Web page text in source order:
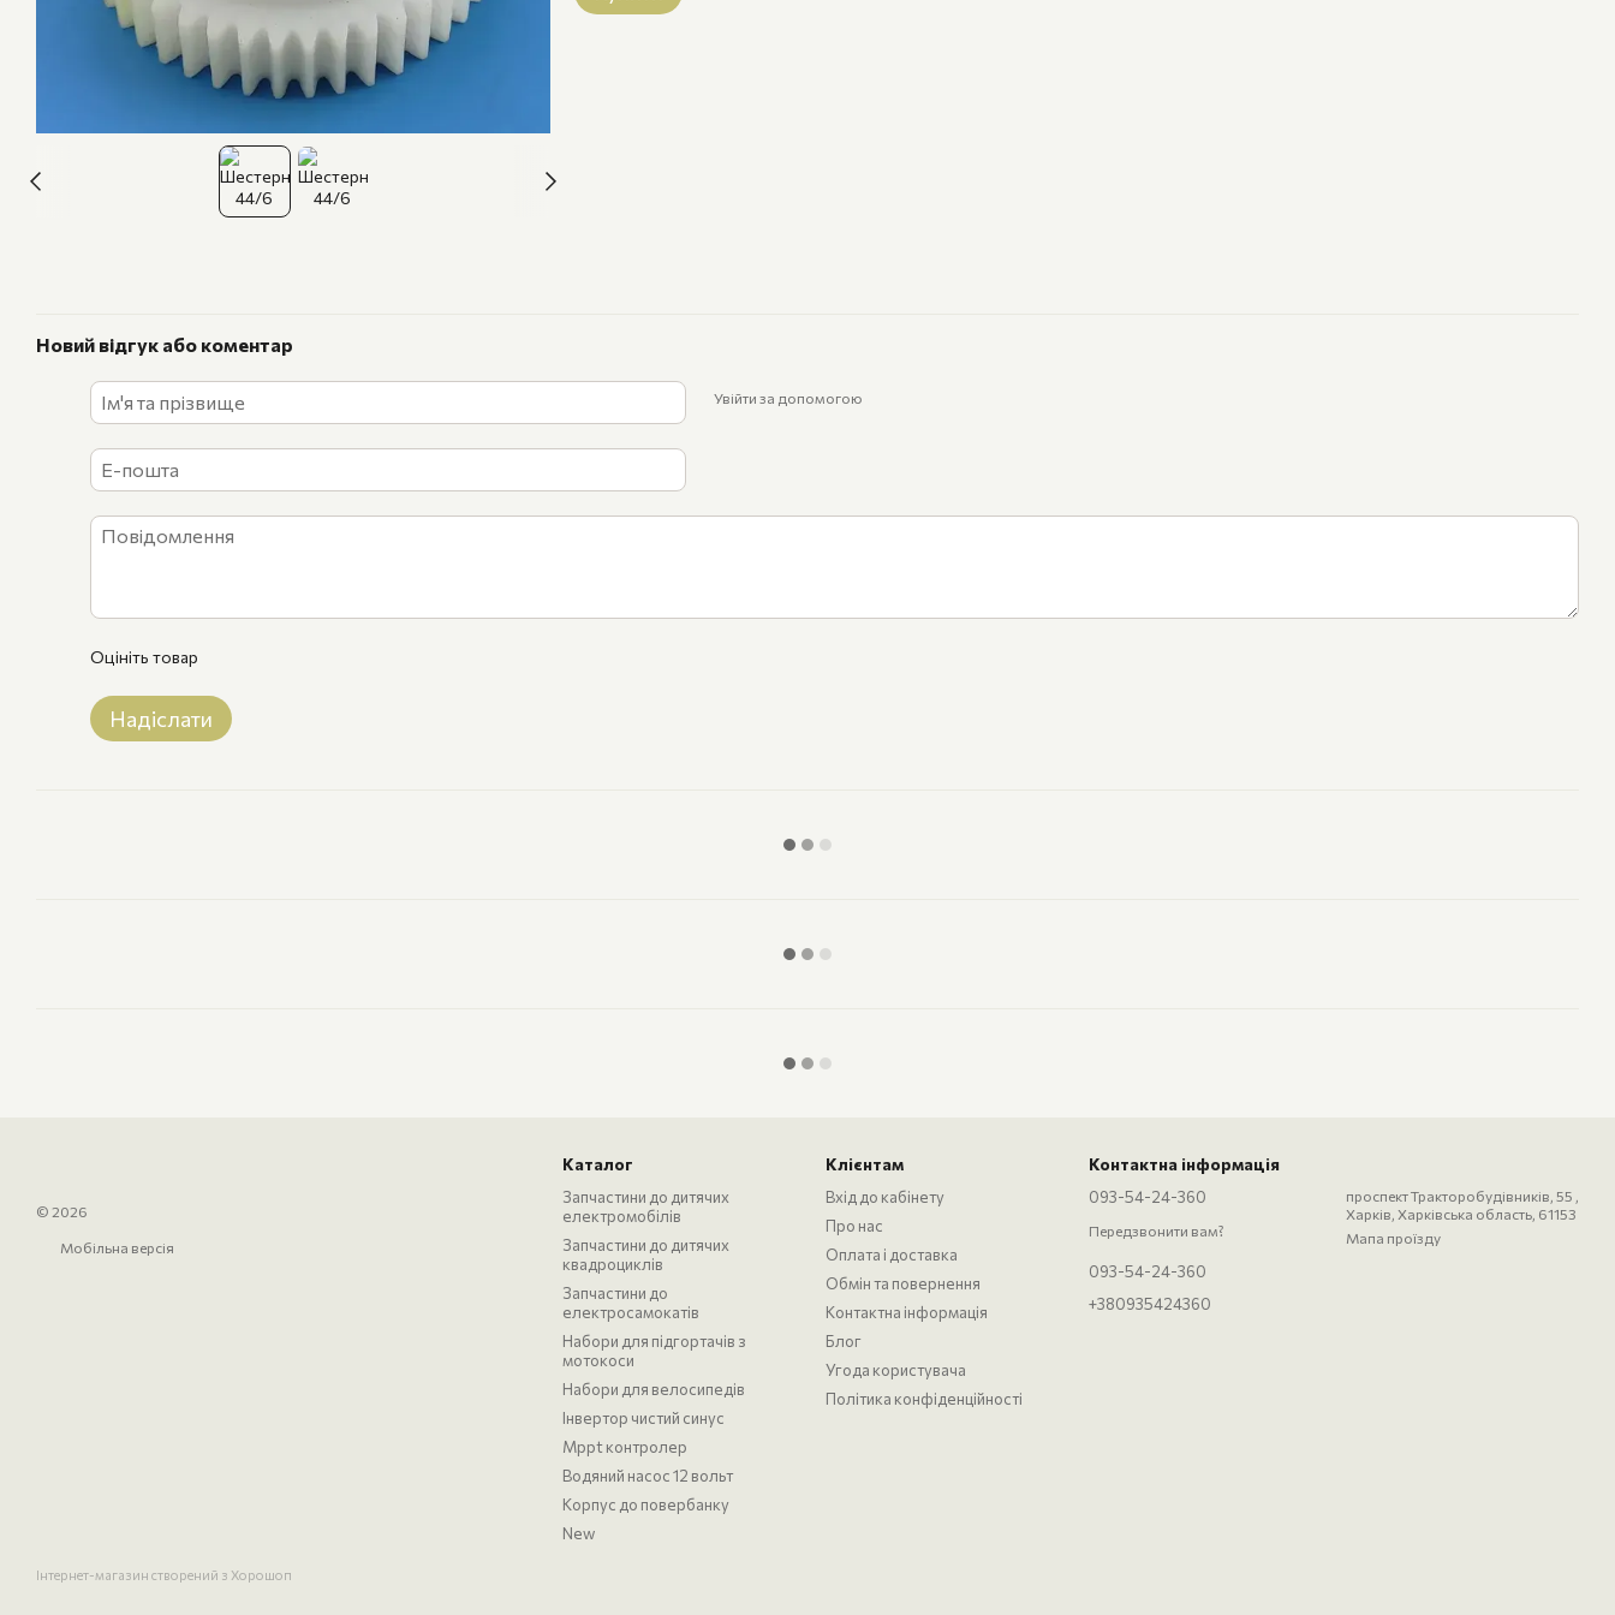
Новий відгук або коментар
Увійти за допомогою
Оцініть товар
Надіслати
© 2026
Мобільна версія
Інтернет-магазин створений з Хорошоп
Каталог
Запчастини до дитячих
електромобілів
Запчастини до дитячих
квадроциклів
Запчастини до
електросамокатів
Набори для підгортачів з
мотокоси
Набори для велосипедів
Інвертор чистий синус
Mppt контролер
Водяний насос 12 вольт
Корпус до повербанку
New
Клієнтам
Вхід до кабінету
Про нас
Оплата і доставка
Обмін та повернення
Контактна інформація
Блог
Угода користувача
Політика конфіденційності
Контактна інформація
093-54-24-360
Передзвонити вам?
093-54-24-360
+380935424360
проспект Тракторобудівників, 55 ,
Харків, Харківська область, 61153
Мапа проїзду